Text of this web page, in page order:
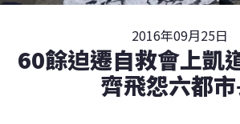
2016年09月25日
60餘迫遷自救會上凱
齊飛怨六都